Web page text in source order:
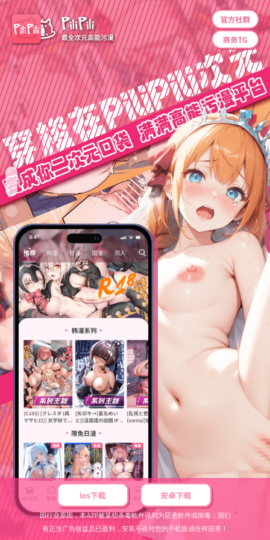
因行业原因，本APP被某些杀毒軟件误判为惡意軟件或病毒；我们
有正当广告收益且已盈利，安装不会对您的手机造成任何损害！